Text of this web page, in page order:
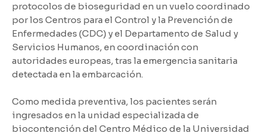
protocolos de bioseguridad en un vuelo coordinado
por los Centros para el Control y la Prevención de
Enfermedades (CDC) y el Departamento de Salud y
Servicios Humanos, en coordinación con
autoridades europeas, tras la emergencia sanitaria
detectada en la embarcación.
Como medida preventiva, los pacientes serán
ingresados en la unidad especializada de
biocontención del Centro Médico de la Universidad